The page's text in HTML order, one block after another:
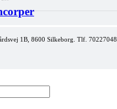
1B, 8600 Silkeborg. Tlf. 70227048